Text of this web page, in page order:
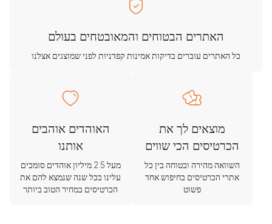
האתרים הבטוחים והמאובטחים בעולם
כל האתרים עוברים בדיקות אמינות קפדניות לפני שמוצגים אצלנו
מוצאים לך את
הכרטיסים הכי שווים
השוואה מהירה ובטוחה בין כל
אתרי הכרטיסים בחיפוש אחד
פשוט
האוהדים אוהבים
אותנו
מעל 2.5 מיליון אוהדים סומכים
עלינו בכל שנה שנמצא להם את
הכרטיסים במחיר הטוב ביותר